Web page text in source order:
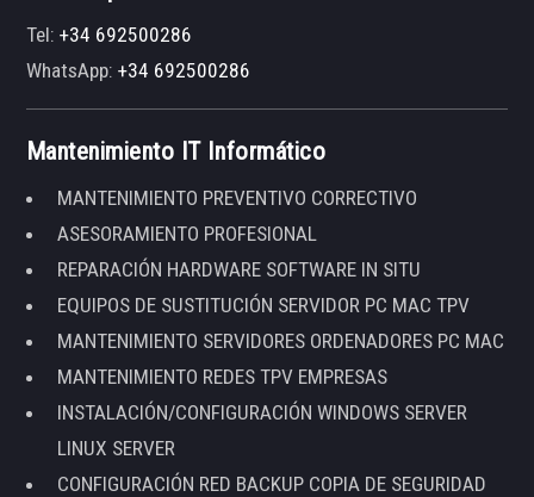
Tel:+34 692500286
WhatsApp:+34 692500286
Mantenimiento IT Informático
MANTENIMIENTO PREVENTIVO CORRECTIVO
ASESORAMIENTO PROFESIONAL
REPARACIÓN HARDWARE SOFTWARE IN SITU
EQUIPOS DE SUSTITUCIÓN SERVIDOR PC MAC TPV
MANTENIMIENTO SERVIDORES ORDENADORES PC MAC
MANTENIMIENTO REDES TPV EMPRESAS
INSTALACIÓN/CONFIGURACIÓN WINDOWS SERVER
LINUX SERVER
CONFIGURACIÓN RED BACKUP COPIA DE SEGURIDAD